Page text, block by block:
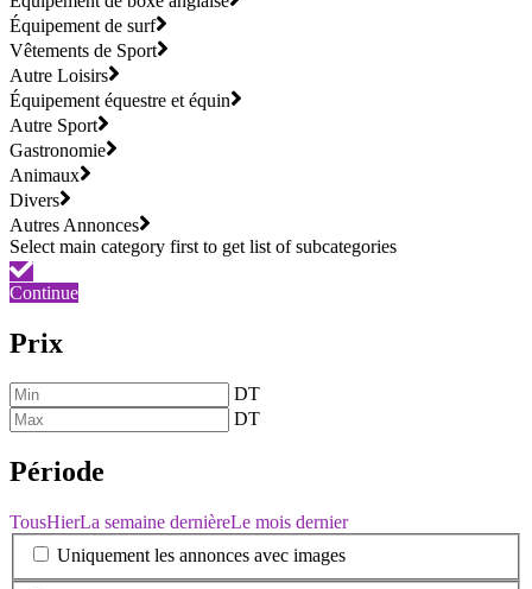
Équipement de surf
Vêtements de Sport
Autre Loisirs
Équipement équestre et équin
Autre Sport
Gastronomie
Animaux
Divers
Autres Annonces
Continue
Prix
DT
DT
Période
TousHierLa semaine dernièreLe mois dernier
Uniquement les annonces avec images